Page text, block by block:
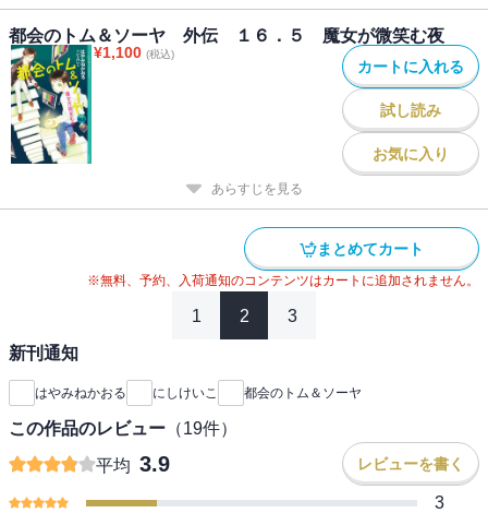
都会のトム＆ソーヤ 外伝 １６．５ 魔女が微笑む夜
¥1,100 (税込)
カートに入れる
試し読み
お気に入り
あらすじを見る
まとめてカート
※無料、予約、入荷通知のコンテンツはカートに追加されません。
1 2 3
新刊通知
はやみねかおる にしけいこ 都会のトム＆ソーヤ
この作品のレビュー （19件）
平均 3.9 レビューを書く
3